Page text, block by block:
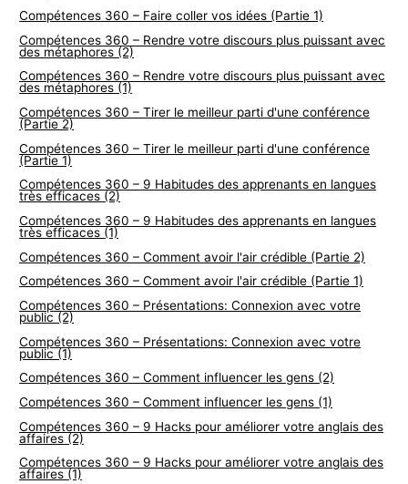
Compétences 360 – Faire coller vos idées (Partie 1)
Compétences 360 – Rendre votre discours plus puissant avec
des métaphores (2)
Compétences 360 – Rendre votre discours plus puissant avec
des métaphores (1)
Compétences 360 – Tirer le meilleur parti d'une conférence
(Partie 2)
Compétences 360 – Tirer le meilleur parti d'une conférence
(Partie 1)
Compétences 360 – 9 Habitudes des apprenants en langues
très efficaces (2)
Compétences 360 – 9 Habitudes des apprenants en langues
très efficaces (1)
Compétences 360 – Comment avoir l'air crédible (Partie 2)
Compétences 360 – Comment avoir l'air crédible (Partie 1)
Compétences 360 – Présentations: Connexion avec votre
public (2)
Compétences 360 – Présentations: Connexion avec votre
public (1)
Compétences 360 – Comment influencer les gens (2)
Compétences 360 – Comment influencer les gens (1)
Compétences 360 – 9 Hacks pour améliorer votre anglais des
affaires (2)
Compétences 360 – 9 Hacks pour améliorer votre anglais des
affaires (1)